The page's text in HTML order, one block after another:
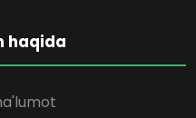
haqida